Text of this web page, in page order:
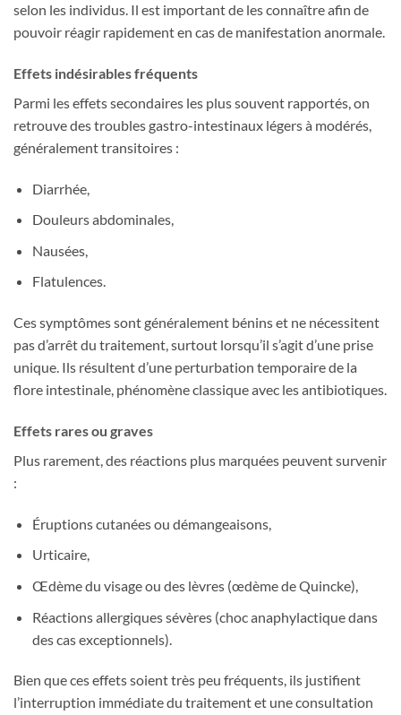
selon les individus. Il est important de les connaître afin de
pouvoir réagir rapidement en cas de manifestation anormale.
Effets indésirables fréquents
Parmi les effets secondaires les plus souvent rapportés, on
retrouve des troubles gastro-intestinaux légers à modérés,
généralement transitoires :
Diarrhée,
Douleurs abdominales,
Nausées,
Flatulences.
Ces symptômes sont généralement bénins et ne nécessitent
pas d’arrêt du traitement, surtout lorsqu’il s’agit d’une prise
unique. Ils résultent d’une perturbation temporaire de la
flore intestinale, phénomène classique avec les antibiotiques.
Effets rares ou graves
Plus rarement, des réactions plus marquées peuvent survenir
:
Éruptions cutanées ou démangeaisons,
Urticaire,
Œdème du visage ou des lèvres (œdème de Quincke),
Réactions allergiques sévères (choc anaphylactique dans
des cas exceptionnels).
Bien que ces effets soient très peu fréquents, ils justifient
l’interruption immédiate du traitement et une consultation